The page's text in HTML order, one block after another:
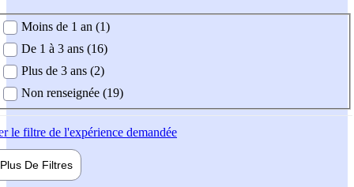
demandée
Moins de 1 an (1)
De 1 à 3 ans (16)
Plus de 3 ans (2)
Non renseignée (19)
le filtre de l'expérience demandée
Plus De Filtres